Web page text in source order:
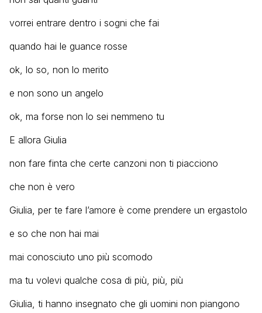
vorrei entrare dentro i sogni che fai
quando hai le guance rosse
ok, lo so, non lo merito
e non sono un angelo
ok, ma forse non lo sei nemmeno tu
E allora Giulia
non fare finta che certe canzoni non ti piacciono
che non è vero
Giulia, per te fare l’amore è come prendere un ergastolo
e so che non hai mai
mai conosciuto uno più scomodo
ma tu volevi qualche cosa di più, più, più
Giulia, ti hanno insegnato che gli uomini non piangono